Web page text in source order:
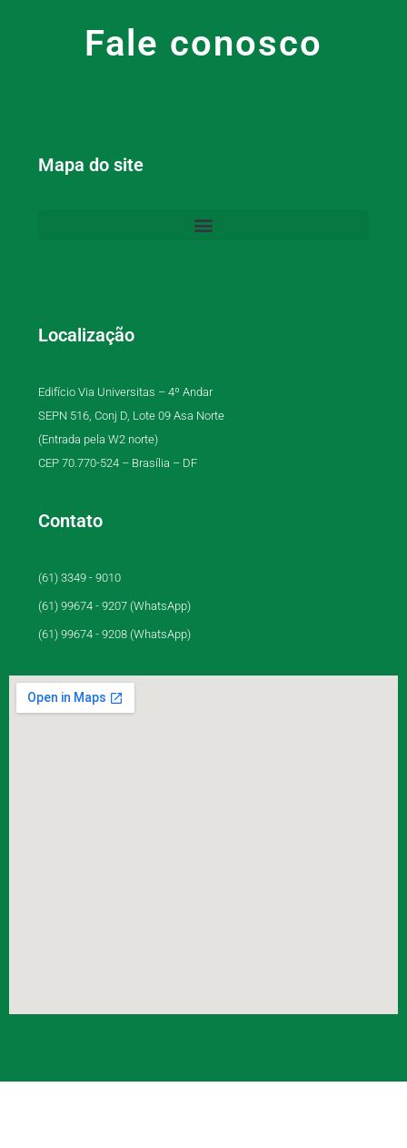
Fale conosco
Mapa do site
Localização
Edifício Via Universitas – 4º Andar
SEPN 516, Conj D, Lote 09 Asa Norte
(Entrada pela W2 norte)
CEP 70.770-524 – Brasília – DF
Contato
(61) 3349 - 9010
(61) 99674 - 9207 (WhatsApp)
(61) 99674 - 9208 (WhatsApp)